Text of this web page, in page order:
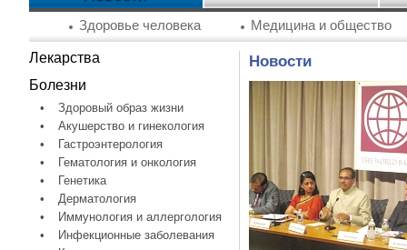
Здоровье человека Медицина и общество
Лекарства
Болезни
•
Здоровый образ жизни
•
Акушерство и гинекология
•
Гастроэнтерология
•
Гематология и онкология
•
Генетика
•
Дерматология
•
Иммунология и аллергология
•
Инфекционные заболевания
Новости